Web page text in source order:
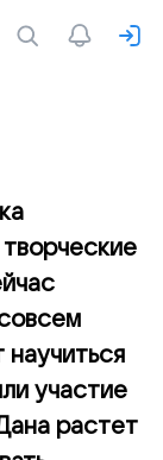
участие
растет